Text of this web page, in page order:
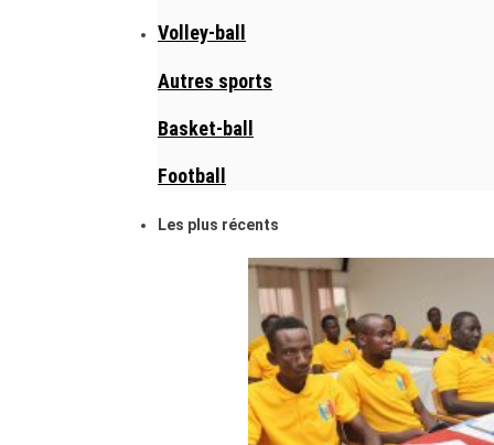
Volley-ball
Autres sports
Basket-ball
Football
Les plus récents